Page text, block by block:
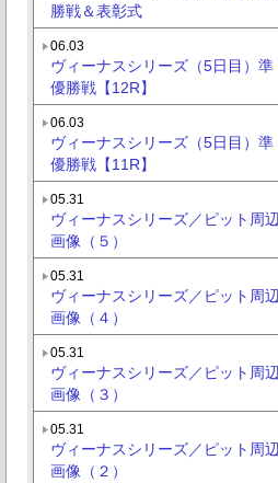
勝戦＆表彰式
06.03
ヴィーナスシリーズ（5日目）準
優勝戦【12R】
06.03
ヴィーナスシリーズ（5日目）準
優勝戦【11R】
05.31
ヴィーナスシリーズ／ピット周辺
画像（５）
05.31
ヴィーナスシリーズ／ピット周辺
画像（４）
05.31
ヴィーナスシリーズ／ピット周辺
画像（３）
05.31
ヴィーナスシリーズ／ピット周辺
画像（２）